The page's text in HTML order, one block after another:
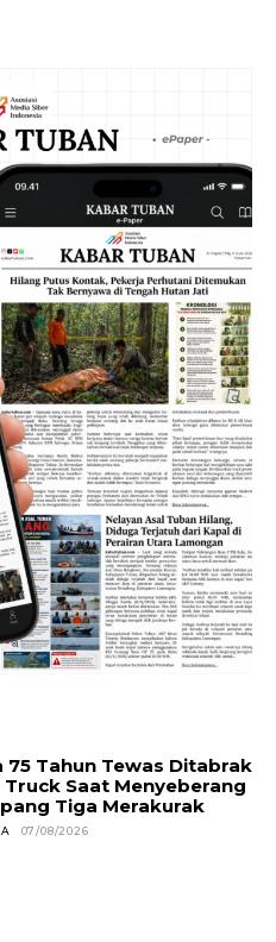
75 Tahun Tewas Ditabrak
Truck Saat Menyeberang
Tiga Merakurak
07/08/2026